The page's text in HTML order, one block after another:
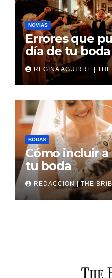
NOVIAS
Errores que
día de tu boda
REGINA AGUIRRE |
BODAS
Cómo incluir
tu boda
REDACCIÓN | THE